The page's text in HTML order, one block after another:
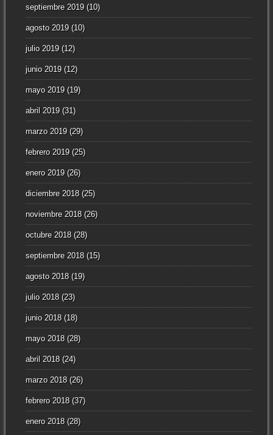
septiembre 2019(10)
agosto 2019(10)
julio 2019(12)
junio 2019(12)
mayo 2019(19)
abril 2019(31)
marzo 2019(29)
febrero 2019(25)
enero 2019(26)
diciembre 2018(25)
noviembre 2018(26)
octubre 2018(28)
septiembre 2018(15)
agosto 2018(19)
julio 2018(23)
junio 2018(18)
mayo 2018(28)
abril 2018(24)
marzo 2018(26)
febrero 2018(37)
enero 2018(28)